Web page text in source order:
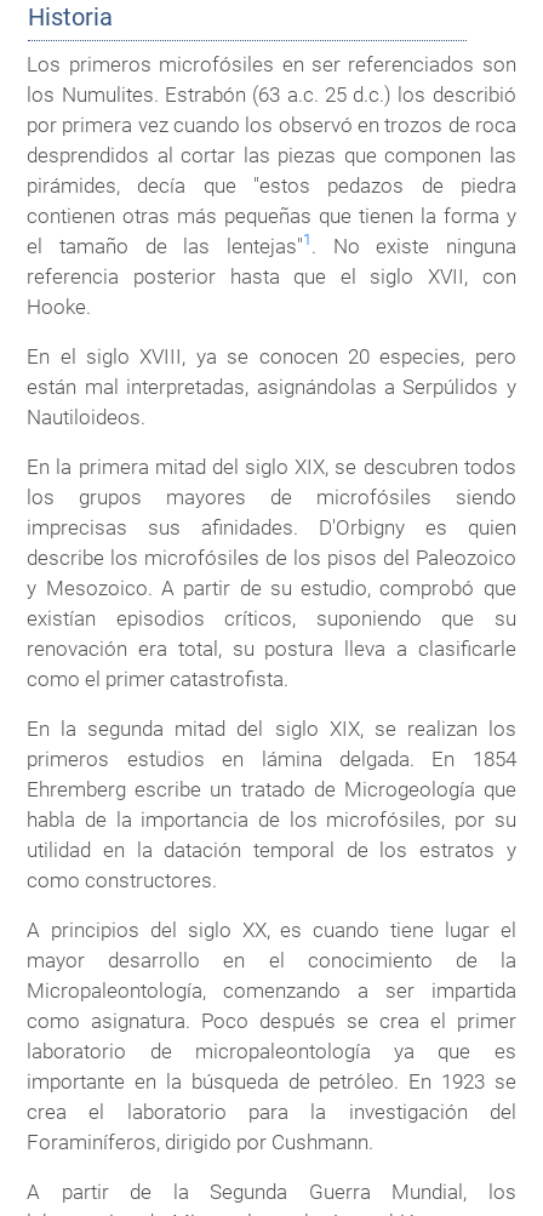
Historia
Los primeros microfósiles en ser referenciados son
los Numulites. Estrabón (63 a.c. 25 d.c.) los describió
por primera vez cuando los observó en trozos de roca
desprendidos al cortar las piezas que componen las
pirámides, decía que "estos pedazos de piedra
contienen otras más pequeñas que tienen la forma y
el tamaño de las lentejas"1 . No existe ninguna
referencia posterior hasta que el siglo XVII, con
Hooke.
En el siglo XVIII, ya se conocen 20 especies, pero
están mal interpretadas, asignándolas a Serpúlidos y
Nautiloideos.
En la primera mitad del siglo XIX, se descubren todos
los grupos mayores de microfósiles siendo
imprecisas sus afinidades. D'Orbigny es quien
describe los microfósiles de los pisos del Paleozoico
y Mesozoico. A partir de su estudio, comprobó que
existían episodios críticos, suponiendo que su
renovación era total, su postura lleva a clasificarle
como el primer catastrofista.
En la segunda mitad del siglo XIX, se realizan los
primeros estudios en lámina delgada. En 1854
Ehremberg escribe un tratado de Microgeología que
habla de la importancia de los microfósiles, por su
utilidad en la datación temporal de los estratos y
como constructores.
A principios del siglo XX, es cuando tiene lugar el
mayor desarrollo en el conocimiento de la
Micropaleontología, comenzando a ser impartida
como asignatura. Poco después se crea el primer
laboratorio de micropaleontología ya que es
importante en la búsqueda de petróleo. En 1923 se
crea el laboratorio para la investigación del
Foraminíferos, dirigido por Cushmann.
A partir de la Segunda Guerra Mundial, los